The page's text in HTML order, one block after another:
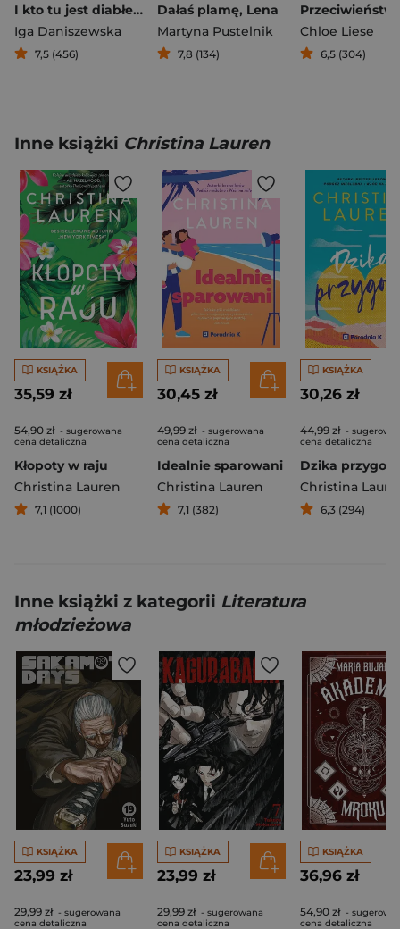
I kto tu jest diabłem?
Iga Daniszewska
7,5 (456)
Dałaś plamę, Lena
Martyna Pustelnik
7,8 (134)
Chloe Liese
6,5 (304)
Inne książki Christina Lauren
KSIĄŻKA
35,59 zł
54,90 zł - sugerowana
cena detaliczna
Kłopoty w raju
Christina Lauren
7,1 (1000)
KSIĄŻKA
30,45 zł
49,99 zł - sugerowana
cena detaliczna
Idealnie sparowani
Christina Lauren
7,1 (382)
KSIĄŻKA
30,26 zł
44,99 zł -
cena detaliczna
Dzika
Christina
6,3 (294)
Inne książki z kategorii Literatura
młodzieżowa
KSIĄŻKA
23,99 zł
29,99 zł - sugerowana
cena detaliczna
KSIĄŻKA
23,99 zł
29,99 zł - sugerowana
cena detaliczna
KSIĄŻKA
36,96 zł
54,90 zł -
cena detaliczna